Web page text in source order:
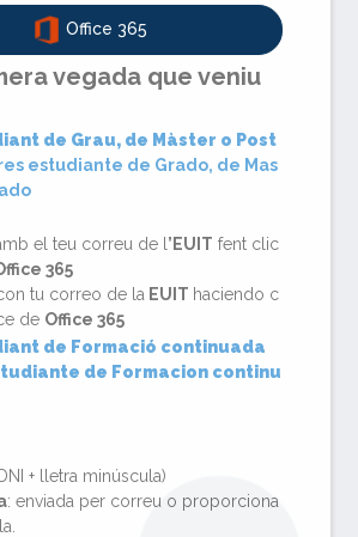
Office 365
vegada que veniu
de Grau, de Màster o Post
estudiante de Grado, de Mas
el teu correu de l’EUIT fent clic
365
tu correo de la EUIT haciendo c
de Office 365
de Formació continuada
de Formacion continu
+ lletra minúscula)
: enviada per correu o proporciona